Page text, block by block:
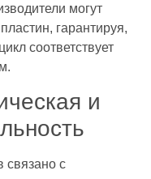
могут
гарантируя,
соответствует
и
связано с